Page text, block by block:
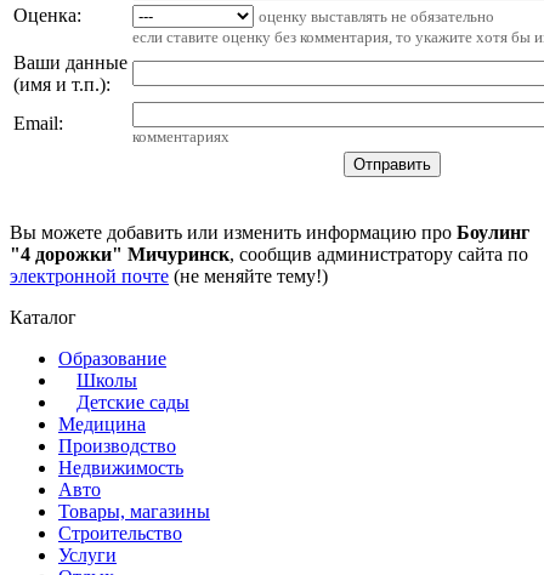
Оценка:
оценку выставлять не обязательно
если ставите оценку без комментария, то укажите хотя бы
Ваши данные
(имя и т.п.):
Email:
комментариях
Вы можете добавить или изменить информацию про Боулинг
"4 дорожки" Мичуринск, сообщив администратору сайта по
электронной почте (не меняйте тему!)
Каталог
Образование
Школы
Детские сады
Медицина
Производство
Недвижимость
Авто
Товары, магазины
Строительство
Услуги